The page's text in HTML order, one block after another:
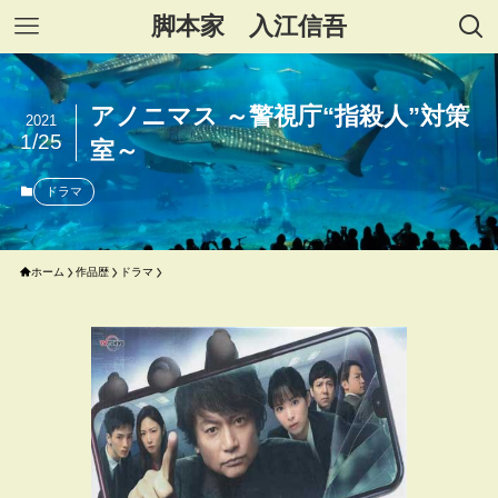
脚本家 入江信吾
アノニマス ～警視庁“指殺人”対策
室～
2021
1/25
ドラマ
ホーム 作品歴 ドラマ